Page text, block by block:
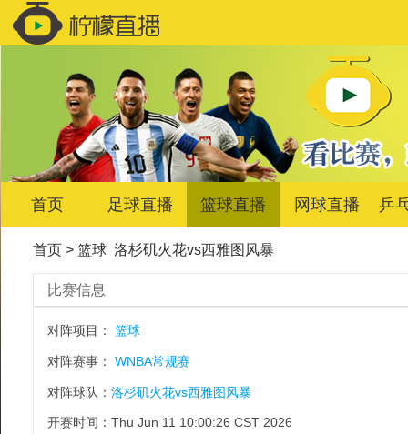
首页 足球直播 篮球直播 网球直播 乒
首页> 篮球 洛杉矶火花vs西雅图风暴
比赛信息
对阵项目： 篮球
对阵赛事： WNBA常规赛
对阵球队： 洛杉矶火花vs西雅图风暴
开赛时间：Thu Jun 11 10:00:26 CST 2026